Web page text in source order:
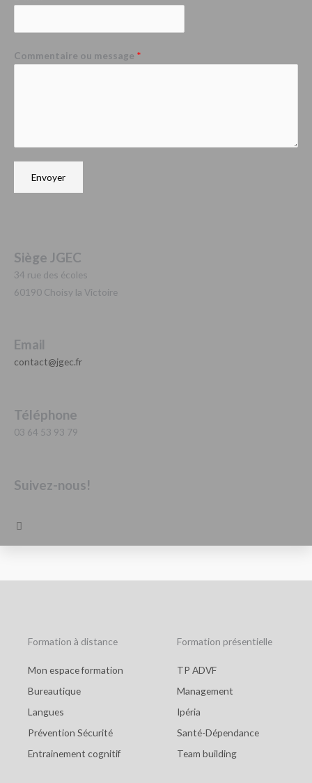
Commentaire ou message *
Envoyer
Siège JGEC
34 rue des écoles
60190 Choisy la Victoire
Email
contact@jgec.fr
Téléphone
03 64 53 93 79
Suivez-nous!
e
o
Formation à distance
Mon espace formation
Bureautique
Langues
Prévention Sécurité
Entrainement cognitif
Formation présentielle
TP ADVF
Management
Ipéria
Santé-Dépendance
Team building